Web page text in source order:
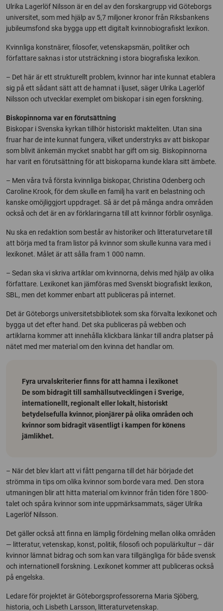
Ulrika Lagerlöf Nilsson är en del av den forskargrupp vid Göteborgs
universitet, som med hjälp av 5,7 miljoner kronor från Riksbankens
jubileumsfond ska bygga upp ett digitalt kvinnobiografiskt lexikon.
Kvinnliga konstnärer, filosofer, vetenskapsmän, politiker och
författare saknas i stor utsträckning i stora biografiska lexikon.
– Det här är ett strukturellt problem, kvinnor har inte kunnat etablera
sig på ett sådant sätt att de hamnat i ljuset, säger Ulrika Lagerlöf
Nilsson och utvecklar exemplet om biskopar i sin egen forskning.
Biskopinnorna var en förutsättning
Biskopar i Svenska kyrkan tillhör historiskt makteliten. Utan sina
fruar har de inte kunnat fungera, vilket understryks av att biskopar
som blivit änkemän mycket snabbt har gift om sig. Biskopinnorna
har varit en förutsättning för att biskoparna kunde klara sitt ämbete.
– Men våra två första kvinnliga biskopar, Christina Odenberg och
Caroline Krook, för dem skulle en familj ha varit en belastning och
kanske omöjliggjort uppdraget. Så är det på många andra områden
också och det är en av förklaringarna till att kvinnor förblir osynliga.
Nu ska en redaktion som består av historiker och litteraturvetare till
att börja med ta fram listor på kvinnor som skulle kunna vara med i
lexikonet. Målet är att sålla fram 1 000 namn.
– Sedan ska vi skriva artiklar om kvinnorna, delvis med hjälp av olika
författare. Lexikonet kan jämföras med Svenskt biografiskt lexikon,
SBL, men det kommer enbart att publiceras på internet.
Det är Göteborgs universitetsbibliotek som ska förvalta lexikonet och
bygga ut det efter hand. Det ska publiceras på webben och
artiklarna kommer att innehålla klickbara länkar till andra platser på
nätet med mer material om den kvinna det handlar om.
Fyra urvalskriterier finns för att hamna i lexikonet
De som bidragit till samhällsutvecklingen i Sverige,
internationellt, regionalt eller lokalt, historiskt
betydelsefulla kvinnor, pionjärer på olika områden och
kvinnor som bidragit väsentligt i kampen för könens
jämlikhet.
– När det blev klart att vi fått pengarna till det här började det
strömma in tips om olika kvinnor som borde vara med. Den stora
utmaningen blir att hitta material om kvinnor från tiden före 1800-
talet och spåra kvinnor som inte uppmärksammats, säger Ulrika
Lagerlöf Nilsson.
Det gäller också att finna en lämplig fördelning mellan olika områden
— litteratur, vetenskap, konst, politik, filosofi och populärkultur – där
kvinnor lämnat bidrag och som kan vara tillgängliga för både svensk
och internationell forskning. Lexikonet kommer att publiceras också
på engelska.
Ledare för projektet är Göteborgsprofessorerna Maria Sjöberg,
historia, och Lisbeth Larsson, litteraturvetenskap.